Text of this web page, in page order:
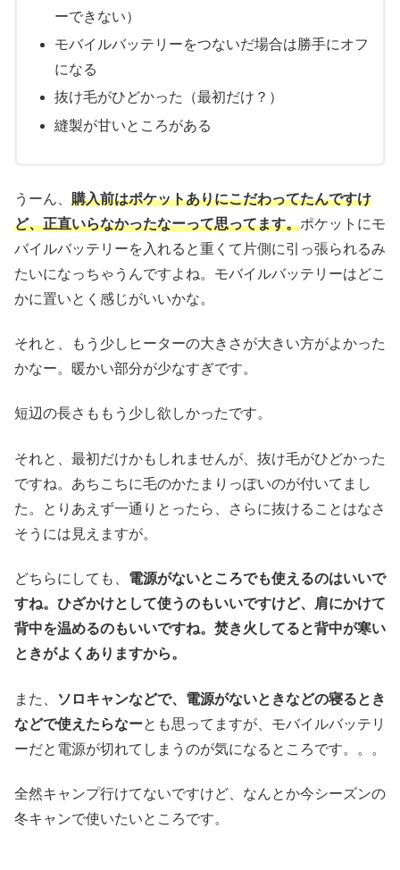
ーできない）
モバイルバッテリーをつないだ場合は勝手にオフ
になる
抜け毛がひどかった（最初だけ？）
縫製が甘いところがある
うーん、 購入前はポケットありにこだわってたんですけ
ど、正直いらなかったなーって思ってます。ポケットにモ
バイルバッテリーを入れると重くて片側に引っ張られるみ
たいになっちゃうんですよね。モバイルバッテリーはどこ
かに置いとく感じがいいかな。
それと、もう少しヒーターの大きさが大きい方がよかった
かなー。暖かい部分が少なすぎです。
短辺の長さももう少し欲しかったです。
それと、最初だけかもしれませんが、抜け毛がひどかった
ですね。あちこちに毛のかたまりっぽいのが付いてまし
た。とりあえず一通りとったら、さらに抜けることはなさ
そうには見えますが。
どちらにしても、 電源がないところでも使えるのはいいで
すね。ひざかけとして使うのもいいですけど、肩にかけて
背中を温めるのもいいですね。焚き火してると背中が寒い
ときがよくありますから。
また、
ソロキャンなどで、電源がないときなどの寝るとき
などで使えたらなーとも思ってますが、モバイルバッテリ
ーだと電源が切れてしまうのが気になるところです。。。
全然キャンプ行けてないですけど、なんとか今シーズンの
冬キャンで使いたいところです。